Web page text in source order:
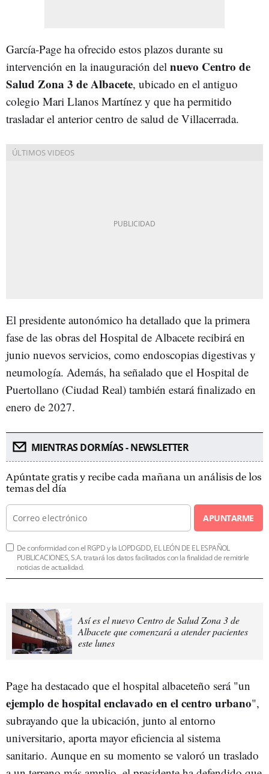
García-Page ha ofrecido estos plazos durante su
intervención en la inauguración del nuevo Centro de
Salud Zona 3 de Albacete, ubicado en el antiguo
colegio Mari Llanos Martínez y que ha permitido
trasladar el anterior centro de salud de Villacerrada.
El presidente autonómico ha detallado que la primera
fase de las obras del Hospital de Albacete recibirá en
junio nuevos servicios, como endoscopias digestivas y
neumología. Además, ha señalado que el Hospital de
Puertollano (Ciudad Real) también estará finalizado en
enero de 2027.
MIENTRAS DORMÍAS - NEWSLETTER
Apúntate gratis y recibe cada mañana un análisis de los
temas del día
APUNTARME
De conformidad con el RGPD y la LOPDGDD, EL LEÓN DE EL ESPAÑOL
PUBLICACIONES, S.A. tratará los datos facilitados con la finalidad de remitirle
noticias de actualidad.
Así es el nuevo Centro de Salud Zona 3 de
Albacete que comenzará a atender pacientes
este lunes
Page ha destacado que el hospital albaceteño será "un
ejemplo de hospital enclavado en el centro urbano",
subrayando que la ubicación, junto al entorno
universitario, aporta mayor eficiencia al sistema
sanitario. Aunque en su momento se valoró un traslado